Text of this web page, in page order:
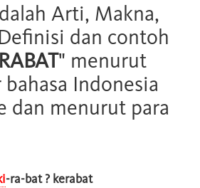
Arti, Makna,
dan contoh
" menurut
bahasa Indonesia
dan menurut para
-ra-bat ? kerabat